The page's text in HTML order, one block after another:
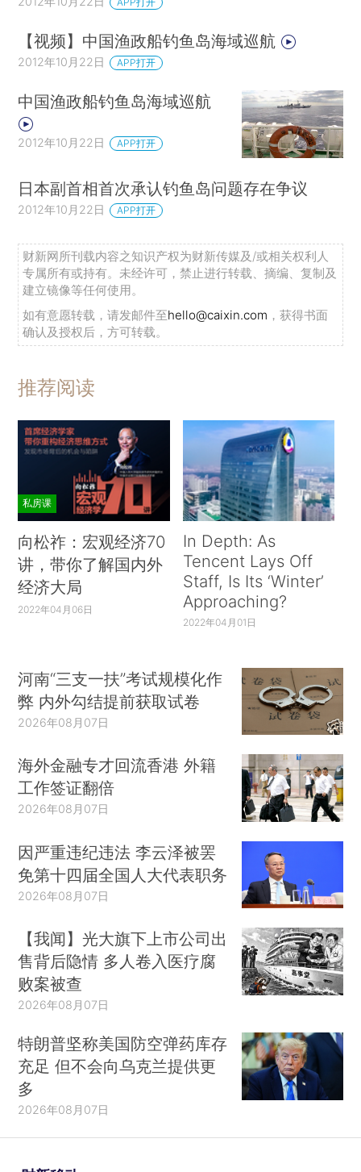
【视频】中国渔政船钓鱼岛海域巡航
2012年10月22日 APP打开
中国渔政船钓鱼岛海域巡航
2012年10月22日 APP打开
日本副首相首次承认钓鱼岛问题存在争议
2012年10月22日 APP打开
财新网所刊载内容之知识产权为财新传媒及/或相关权利人
专属所有或持有。未经许可，禁止进行转载、摘编、复制及
建立镜像等任何使用。
如有意愿转载，请发邮件至hello@caixin.com ，获得书面
确认及授权后，方可转载。
推荐阅读
私房课
向松祚：宏观经济70
讲，带你了解国内外
经济大局
2022年04月06日
In Depth: As
Tencent Lays Off
Staff, Is Its ‘Winter’
Approaching?
2022年04月01日
河南“三支一扶”考试规模化作
弊 内外勾结提前获取试卷
2026年08月07日
海外金融专才回流香港 外籍
工作签证翻倍
2026年08月07日
因严重违纪违法 李云泽被罢
免第十四届全国人大代表职务
2026年08月07日
【我闻】光大旗下上市公司出
售背后隐情 多人卷入医疗腐
败案被查
2026年08月07日
特朗普坚称美国防空弹药库存
充足 但不会向乌克兰提供更
多
2026年08月07日